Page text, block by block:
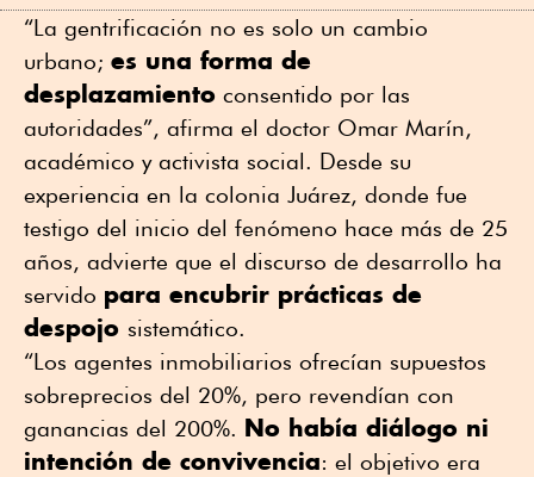
“La gentrificación no es solo un cambio
urbano; es una forma de
desplazamiento consentido por las
autoridades”, afirma el doctor Omar Marín,
académico y activista social. Desde su
experiencia en la colonia Juárez, donde fue
testigo del inicio del fenómeno hace más de 25
años, advierte que el discurso de desarrollo ha
servido para encubrir prácticas de
despojo sistemático.
“Los agentes inmobiliarios ofrecían supuestos
sobreprecios del 20%, pero revendían con
ganancias del 200%. No había diálogo ni
intención de convivencia: el objetivo era